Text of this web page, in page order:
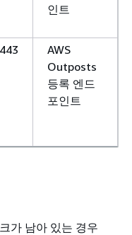
인트
443
AWS
Outposts
등록 엔드
포인트
가 남아 있는 경우